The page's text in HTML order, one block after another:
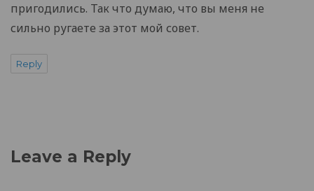
пригодились. Так что думаю, что вы меня не
сильно ругаете за этот мой совет.
Reply
Leave a Reply